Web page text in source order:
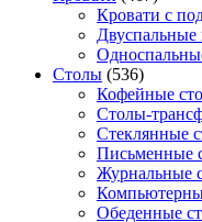
Кровати с
Двуспальные
Столы (536)
Кофейные
Столы-
Стеклянные
Письменные
Журнальные
Обеденные